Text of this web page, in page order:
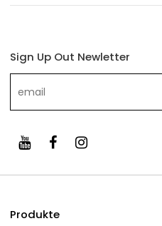
Sign Up Out Newletter
Produkte